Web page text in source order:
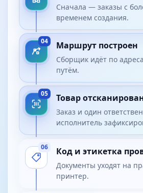
Сначала — заказы с
временем создания.
04 Маршрут построен
Сборщик идёт по
путём.
05 Товар
Заказ и один
исполнитель
06 Код и этикетка
Документы уходят на
принтер.